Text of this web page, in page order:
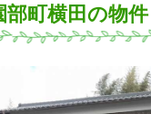
部町横田の物